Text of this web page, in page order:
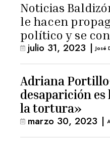
Noticias
le hacen
político y se
hombre de
Giammattei
julio 31, 2023 | José
Adriana
desaparición es
la tortura»
marzo 30, 2023 |